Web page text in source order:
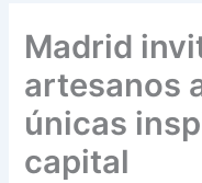
Madrid
artesanos
únicas
capital